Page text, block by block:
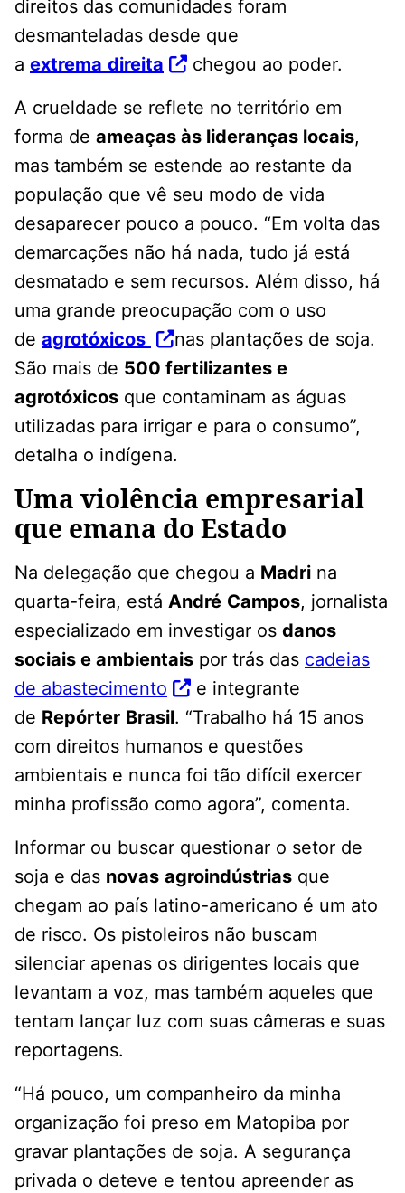
direitos das comunidades foram
desmanteladas desde que
a extrema direita
chegou ao poder.
A crueldade se reflete no território em
forma de ameaças às lideranças locais,
mas também se estende ao restante da
população que vê seu modo de vida
desaparecer pouco a pouco. “Em volta das
demarcações não há nada, tudo já está
desmatado e sem recursos. Além disso, há
uma grande preocupação com o uso
de agrotóxicos
nas plantações de soja.
São mais de 500 fertilizantes e
agrotóxicos que contaminam as águas
utilizadas para irrigar e para o consumo”,
detalha o indígena.
Uma violência empresarial
que emana do Estado
Na delegação que chegou a Madri na
quarta-feira, está André Campos, jornalista
especializado em investigar os danos
sociais e ambientais por trás das cadeias
de abastecimento
e integrante
de Repórter Brasil. “Trabalho há 15 anos
com direitos humanos e questões
ambientais e nunca foi tão difícil exercer
minha profissão como agora”, comenta.
Informar ou buscar questionar o setor de
soja e das novas agroindústrias que
chegam ao país latino-americano é um ato
de risco. Os pistoleiros não buscam
silenciar apenas os dirigentes locais que
levantam a voz, mas também aqueles que
tentam lançar luz com suas câmeras e suas
reportagens.
“Há pouco, um companheiro da minha
organização foi preso em Matopiba por
gravar plantações de soja. A segurança
privada o deteve e tentou apreender as